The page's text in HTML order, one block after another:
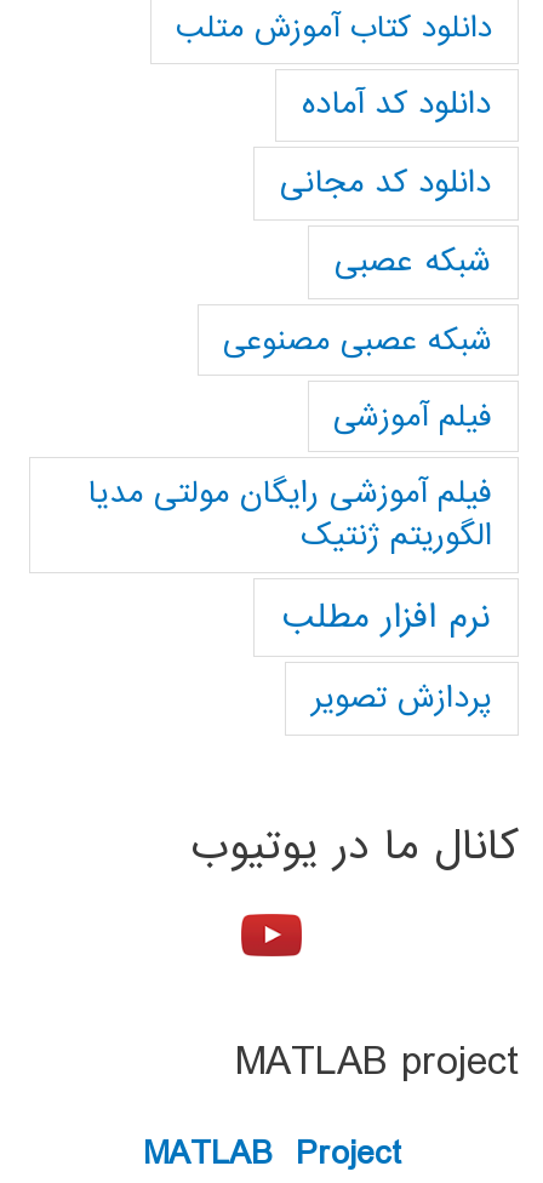
دانلود کتاب آموزش متلب
دانلود کد آماده
دانلود کد مجانی
شبکه عصبی
شبکه عصبی مصنوعی
فیلم آموزشی
فیلم آموزشی رایگان مولتی مدیا
الگوریتم ژنتیک
نرم افزار مطلب
پردازش تصویر
کانال ما در یوتیوب
MATLAB project
MATLAB Project